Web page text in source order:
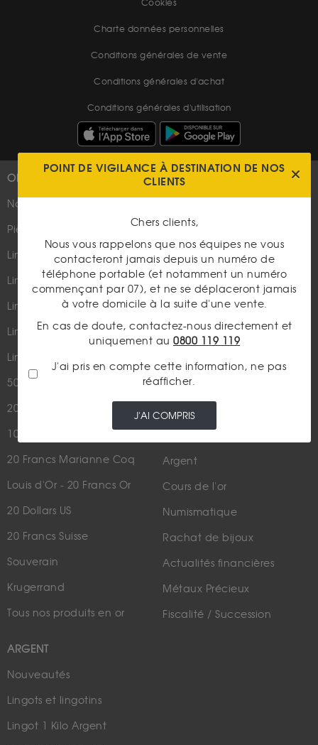
Cookies
Charte données personnelles
Conditions générales de vente
Conditions générales d'achat
Conditions générales d'utilisation
OR
Nouveautés
Pièces d'or d'investissement
Lingots et lingotins
Lingot 1Kg Or
Lingot 100g Or
Lingotin 1 Once Or
Lingotin 1g Or
50 Pesos Or
20 Francs Napoléon
10 Francs Napoléon
20 Francs Marianne Coq
Louis d'Or - 20 Francs Or
20 Dollars US
20 Francs Suisse
Souverain
Krugerrand
Tous nos produits en or
ARGENT
Nouveautés
Lingots et lingotins
Lingot 1 Kilo Argent
PLUS D'INFOS
Parutions dans les médias
Qui sommes-nous ?
Plan du site
Nous contacter
LES ACTUALITÉS
Argent
Cours de l'or
Numismatique
Rachat de bijoux
Actualités financières
Métaux Précieux
Fiscalité / Succession
POINT DE VIGILANCE À DESTINATION DE NOS
CLIENTS
Chers clients,
Nous vous rappelons que nos équipes ne vous
contacteront jamais depuis un numéro de
téléphone portable (et notamment un numéro
commençant par 07), et ne se déplaceront jamais
à votre domicile à la suite d'une vente.
En cas de doute, contactez-nous directement et
uniquement au 0800 119 119
J'ai pris en compte cette information, ne pas
réafficher.
J'AI COMPRIS